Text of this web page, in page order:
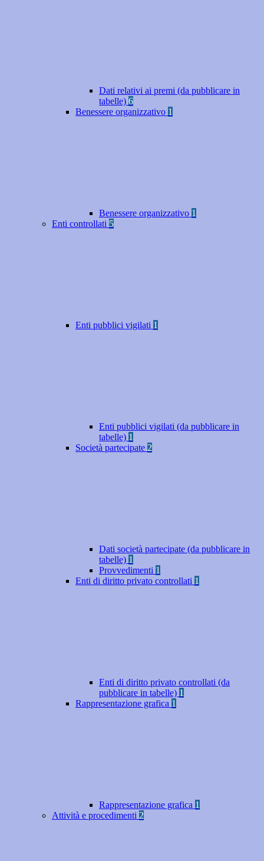
Dati relativi ai premi (da pubblicare in
tabelle) 6
Benessere organizzativo 1
Benessere organizzativo 1
Enti controllati 5
Enti pubblici vigilati 1
Enti pubblici vigilati (da pubblicare in
tabelle) 1
Società partecipate 2
Dati società partecipate (da pubblicare in
tabelle) 1
Provvedimenti 1
Enti di diritto privato controllati 1
Enti di diritto privato controllati (da
pubblicare in tabelle) 1
Rappresentazione grafica 1
Rappresentazione grafica 1
Attività e procedimenti 2